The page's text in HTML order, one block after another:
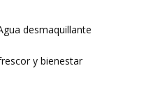
desmaquillante
y bienestar